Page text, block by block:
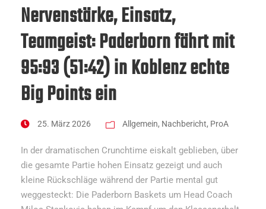
Nervenstärke, Einsatz,
Teamgeist: Paderborn fährt mit
95:93 (51:42) in Koblenz echte
Big Points ein
25. März 2026 Allgemein, Nachbericht, ProA
In der dramatischen Crunchtime eiskalt geblieben, über
die gesamte Partie hohen Einsatz gezeigt und auch
kleine Rückschläge während der Partie mental gut
weggesteckt: Die Paderborn Baskets um Head Coach